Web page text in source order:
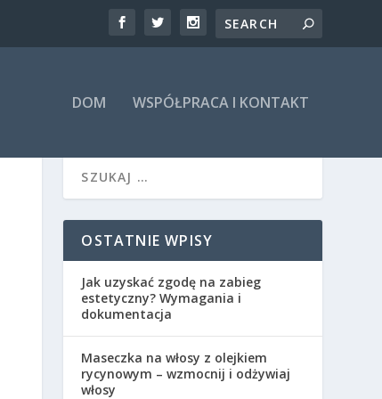
DOM WSPÓŁPRACA I KONTAKT
OSTATNIE WPISY
Jak uzyskać zgodę na zabieg
estetyczny? Wymagania i
dokumentacja
Maseczka na włosy z olejkiem
rycynowym – wzmocnij i odżywiaj
włosy